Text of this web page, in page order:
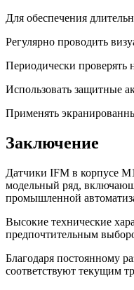
Для обеспечения
Регулярно проводить
Периодически проверять
Использовать защитные
Применять
Заключение
Датчики IFM в корпусе
модельный ряд,
промышленной
Высокие технические
предпочтительным
Благодаря постоянному
соответствуют текущим